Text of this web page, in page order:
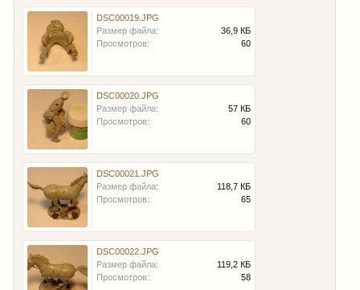
DSC00019.JPG
Размер файла:
36,9 КБ
Просмотров:
60
DSC00020.JPG
Размер файла:
57 КБ
Просмотров:
60
DSC00021.JPG
Размер файла:
118,7 КБ
Просмотров:
65
DSC00022.JPG
Размер файла:
119,2 КБ
Просмотров:
58